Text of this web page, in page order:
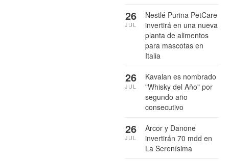
Nestlé Purina PetCare
invertirá en una nueva
planta de alimentos
para mascotas en
Italia
26
JUL
Kavalan es nombrado
"Whisky del Año" por
segundo año
consecutivo
26
JUL
Arcor y Danone
invertirán 70 mdd en
La Serenísima
26
JUL